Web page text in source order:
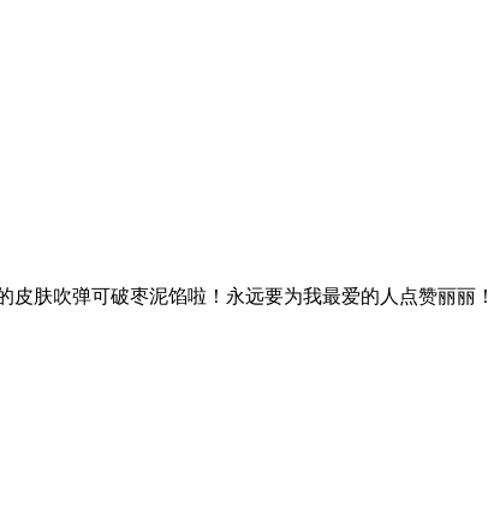
肤吹弹可破枣泥馅啦！永远要为我最爱的人点赞丽丽！